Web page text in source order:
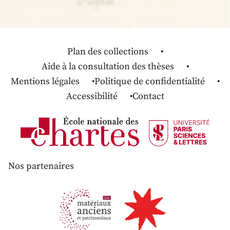
Plan des collections
Aide à la consultation des thèses
Mentions légales
Politique de confidentialité
Accessibilité
Contact
Nos partenaires